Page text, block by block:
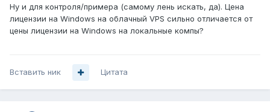
Ну и для контроля/примера (самому лень искать, да). Цена
лицензии на Windows на облачный VPS сильно отличается от
цены лицензии на Windows на локальные компы?
Вставить ник Цитата